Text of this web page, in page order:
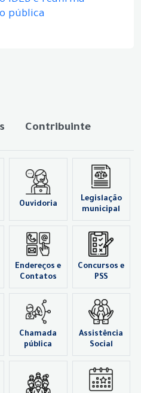
pública
Contribuinte
Ouvidoria
Legislação
municipal
Endereços e
Contatos
Concursos e
PSS
Chamada
pública
Assistência
Social